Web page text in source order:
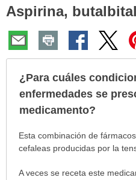
Aspirina,
¿Para cuáles
enfermedades se
medicamento?
¿Para
cuáles
Esta combinación de
cefaleas producidas por la
A veces se receta este